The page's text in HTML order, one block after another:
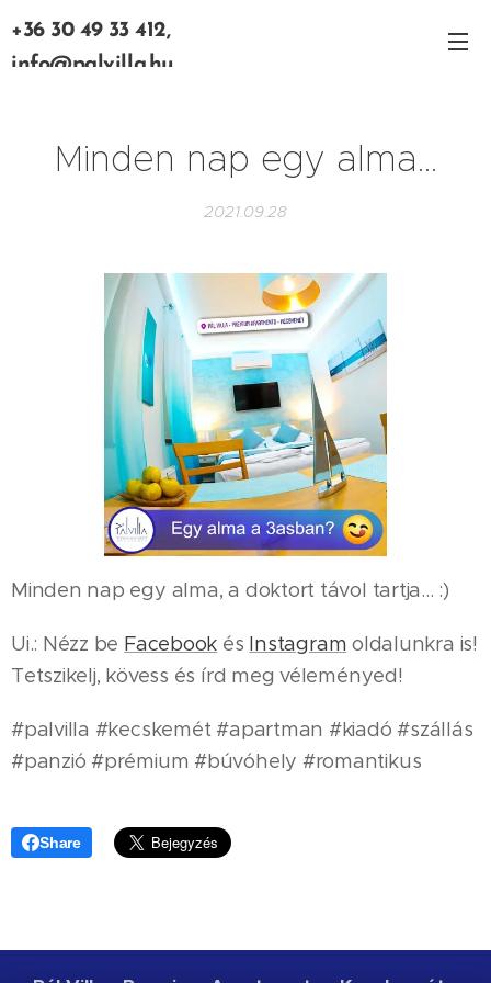
+36 30 49 33 412,
info@palvilla.hu
Minden nap egy alma...
2021.09.28
Minden nap egy alma, a doktort távol tartja... :)
Ui.: Nézz be Facebook és Instagram oldalunkra is!
Tetszikelj, kövess és írd meg véleményed!
#palvilla #kecskemét #apartman #kiadó #szállás
#panzió #prémium #búvóhely #romantikus
Share